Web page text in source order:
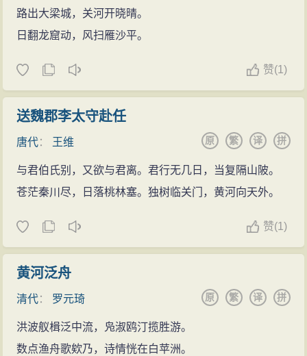
路出大梁城，关河开晓晴。
日翻龙窟动，风扫雁沙平。
赞(1)
送魏郡李太守赴任
唐代： 王维 拼
译
繁
原
与君伯氏别，又欲与君离。君行无几日，当复隔山陂。
苍茫秦川尽，日落桃林塞。独树临关门，黄河向天外。
赞(1)
黄河泛舟
清代： 罗元琦 拼
译
繁
原
洪波舣楫泛中流，凫淑鸥汀揽胜游。
数点渔舟歌欸乃，诗情恍在白苹洲。